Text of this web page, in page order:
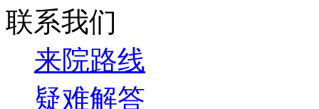
联系我们
来院路线
疑难解答